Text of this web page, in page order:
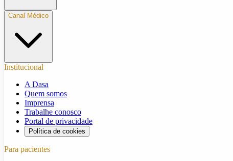
Canal Médico
Institucional
A Dasa
Quem somos
Imprensa
Trabalhe conosco
Portal de privacidade
Política de cookies
Para pacientes